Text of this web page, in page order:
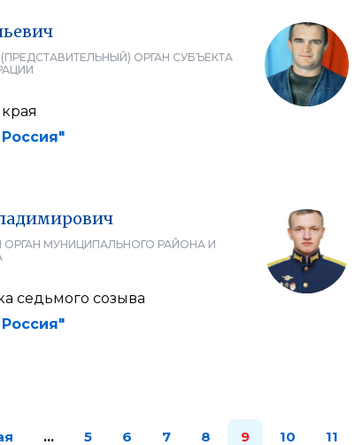
ОРГАН СУБЪЕКТА
ОРГАН МУНИЦИПАЛЬНОГО РАЙОНА И
седьмого созыва
… 5 6 7 8 9 10 11